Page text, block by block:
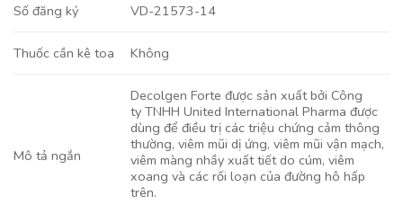
Số đăng ký VD-21573-14
Thuốc cần kê toa Không
Mô tả ngắn
Decolgen Forte được sản xuất bởi Công
ty TNHH United International Pharma được
dùng để điều trị các triệu chứng cảm thông
thường, viêm mũi dị ứng, viêm mũi vận mạch,
viêm màng nhầy xuất tiết do cúm, viêm
xoang và các rối loạn của đường hô hấp
trên.